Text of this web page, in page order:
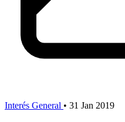
Interés General • 31 Jan 2019